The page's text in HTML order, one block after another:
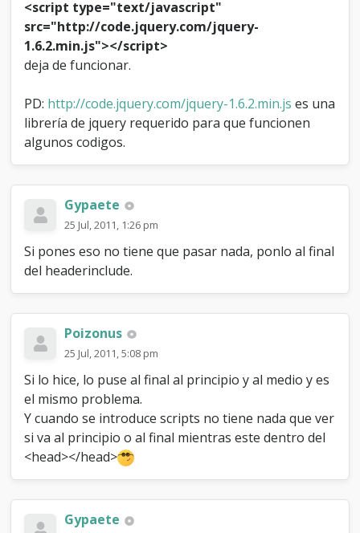
<script type="text/javascript"
src="http://code.jquery.com/jquery-
1.6.2.min.js"></script>
deja de funcionar.
PD: http://code.jquery.com/jquery-1.6.2.min.js es una
librería de jquery requerido para que funcionen
algunos codigos.
Gypaete
25 Jul, 2011, 1:26 pm
Si pones eso no tiene que pasar nada, ponlo al final
del headerinclude.
Poizonus
25 Jul, 2011, 5:08 pm
Si lo hice, lo puse al final al principio y al medio y es
el mismo problema.
Y cuando se introduce scripts no tiene nada que ver
si va al principio o al final mientras este dentro del
<head></head>
Gypaete